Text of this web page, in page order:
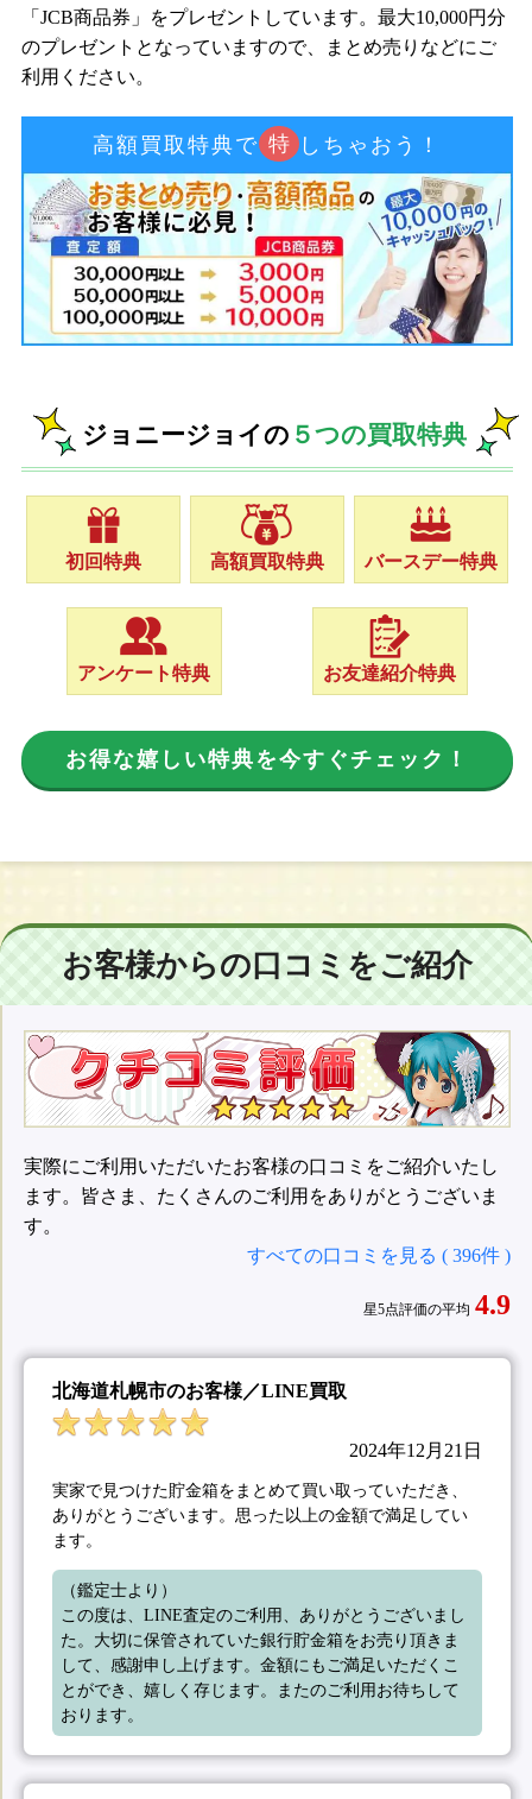
「JCB商品券」をプレゼントしています。最大10,000円分
のプレゼントとなっていますので、まとめ売りなどにご
利用ください。
高額買取特典で 特 しちゃおう！
ジョニージョイの ５つの買取特典
初回特典 高額買取特典 バースデー特典
アンケート特典 お友達紹介特典
お得な嬉しい特典を今すぐチェック！
お客様からの口コミをご紹介
実際にご利用いただいたお客様の口コミをご紹介いたし
ます。皆さま、たくさんのご利用をありがとうございま
す。
すべての口コミを見る ( 396件 )
星5点評価の平均 4.9
北海道札幌市のお客様／LINE買取
2024年12月21日
実家で見つけた貯金箱をまとめて買い取っていただき、
ありがとうございます。思った以上の金額で満足してい
ます。
（鑑定士より）
この度は、LINE査定のご利用、ありがとうございまし
た。大切に保管されていた銀行貯金箱をお売り頂きま
して、感謝申し上げます。金額にもご満足いただくこ
とができ、嬉しく存じます。またのご利用お待ちして
おります。